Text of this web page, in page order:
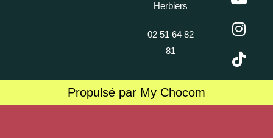
Herbiers
02 51 64 82
81
Propulsé par My Chocom